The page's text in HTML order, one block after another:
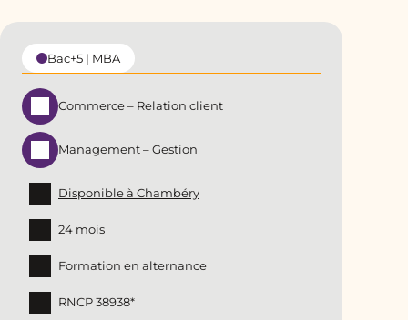
Bac+5 | MBA
Commerce – Relation client
Management – Gestion
Disponible à Chambéry
24 mois
Formation en alternance
RNCP 38938*